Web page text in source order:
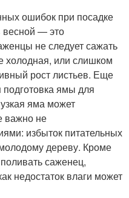
ошибок при посадке
весной — это
не следует сажать
холодная, или слишком
рост листьев. Еще
ямы для
яма может
важно не
избыток питательных
дереву. Кроме
саженец,
недостаток влаги может